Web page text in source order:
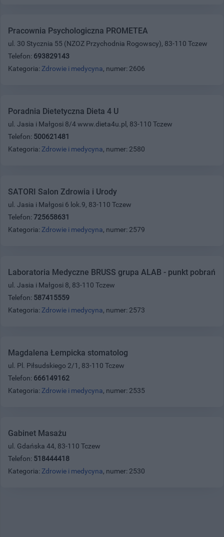
Pracownia Psychologiczna PROMETEA
ul. 30 Stycznia 55 (NZOZ Przychodnia Rogowscy), 83-110 Tczew
Telefon: 693829143
Kategoria: Zdrowie i medycyna, numer: 2606
Poradnia Dietetyczna Dieta 4 U
ul. Jasia i Małgosi 8/4 www.dieta4u.pl, 83-110 Tczew
Telefon: 500621481
Kategoria: Zdrowie i medycyna, numer: 2580
SATORI Salon Zdrowia i Urody
ul. Jasia i Małgosi 6 lok.9, 83-110 Tczew
Telefon: 725658631
Kategoria: Zdrowie i medycyna, numer: 2579
Laboratoria Medyczne BRUSS grupa ALAB - punkt pobrań
ul. Jasia i Małgosi 8, 83-110 Tczew
Telefon: 587415559
Kategoria: Zdrowie i medycyna, numer: 2573
Magdalena Łempicka stomatolog
ul. Pl. Piłsudskiego 2/1, 83-110 Tczew
Telefon: 666149162
Kategoria: Zdrowie i medycyna, numer: 2535
Gabinet Masażu
ul. Gdańska 44, 83-110 Tczew
Telefon: 518444418
Kategoria: Zdrowie i medycyna, numer: 2530